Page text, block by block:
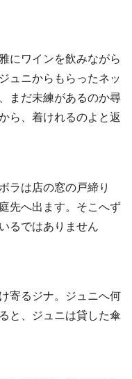
にワインを飲みながら
ュニからもらったネッ
まだ未練があるのか尋
ら、着けれるのよと返
ラは店の窓の戸締り
先へ出ます。そこへず
るではありません
寄るジナ。ジュニへ何
と、ジュニは貸した傘